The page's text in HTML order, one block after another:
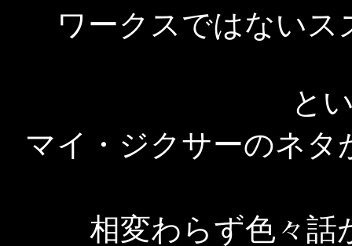
ワークスではない
と
マイ・ジクサーのネ
相変わらず色々話